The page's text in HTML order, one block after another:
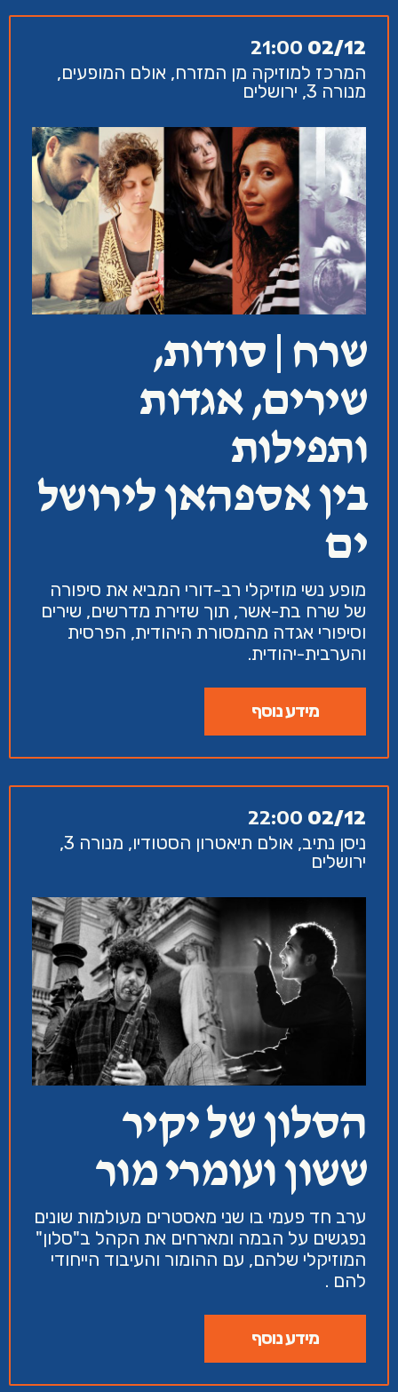
02/12
21:00
המרכז למוזיקה מן המזרח, אולם המופעים,
מנורה 3, ירושלים
שרח | סודות,
שירים, אגדות
ותפילות
בין אספהאן לירושל
ים
מופע נשי מוזיקלי רב-דורי המביא את סיפורה
של שרח בת-אשר, תוך שזירת מדרשים, שירים
וסיפורי אגדה מהמסורת היהודית, הפרסית
והערבית-יהודית.
מידע נוסף
02/12
22:00
ניסן נתיב, אולם תיאטרון הסטודיו, מנורה 3,
ירושלים
הסלון של יקיר
ששון ועומרי מור
ערב חד פעמי בו שני מאסטרים מעולמות שונים
נפגשים על הבמה ומארחים את הקהל ב"סלון"
המוזיקלי שלהם, עם ההומור והעיבוד הייחודי
להם .
מידע נוסף